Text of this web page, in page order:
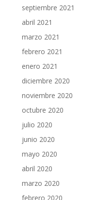
septiembre 2021
abril 2021
marzo 2021
febrero 2021
enero 2021
diciembre 2020
noviembre 2020
octubre 2020
julio 2020
junio 2020
mayo 2020
abril 2020
marzo 2020
febrero 2020